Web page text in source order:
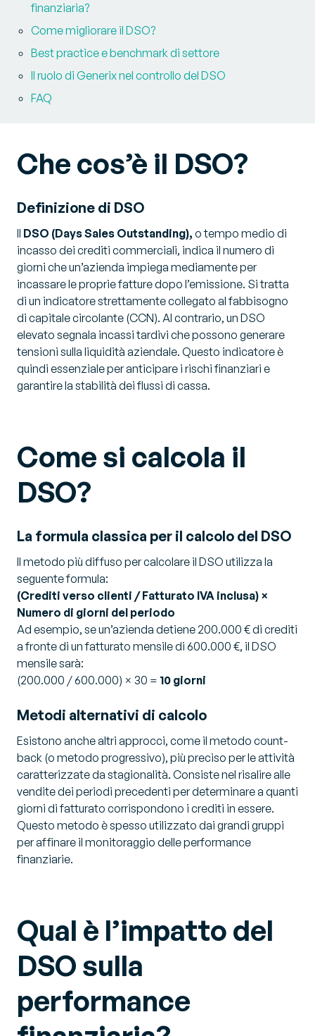
finanziaria?
Come migliorare il DSO?
Best practice e benchmark di settore
Il ruolo di Generix nel controllo del DSO
FAQ
Che cos’è il DSO?
Definizione di DSO
Il DSO (Days Sales Outstanding), o tempo medio di
incasso dei crediti commerciali, indica il numero di
giorni che un’azienda impiega mediamente per
incassare le proprie fatture dopo l’emissione. Si tratta
di un indicatore strettamente collegato al fabbisogno
di capitale circolante (CCN). Al contrario, un DSO
elevato segnala incassi tardivi che possono generare
tensioni sulla liquidità aziendale. Questo indicatore è
quindi essenziale per anticipare i rischi finanziari e
garantire la stabilità dei flussi di cassa.
Come si calcola il
DSO?
La formula classica per il calcolo del DSO
Il metodo più diffuso per calcolare il DSO utilizza la
seguente formula:
(Crediti verso clienti / Fatturato IVA inclusa) ×
Numero di giorni del periodo
Ad esempio, se un’azienda detiene 200.000 € di crediti
a fronte di un fatturato mensile di 600.000 €, il DSO
mensile sarà:
(200.000 / 600.000) × 30 = 10 giorni
Metodi alternativi di calcolo
Esistono anche altri approcci, come il metodo count-
back (o metodo progressivo), più preciso per le attività
caratterizzate da stagionalità. Consiste nel risalire alle
vendite dei periodi precedenti per determinare a quanti
giorni di fatturato corrispondono i crediti in essere.
Questo metodo è spesso utilizzato dai grandi gruppi
per affinare il monitoraggio delle performance
finanziarie.
Qual è l’impatto del
DSO sulla
performance